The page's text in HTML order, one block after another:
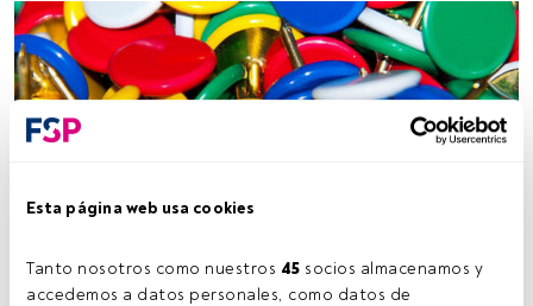
Esta página web usa cookies
Tanto nosotros como nuestros 45 socios almacenamos y
accedemos a datos personales, como datos de
Gonzalo Déniz, Flickr, Creative Commons
Tiempo lectura: 3 min.